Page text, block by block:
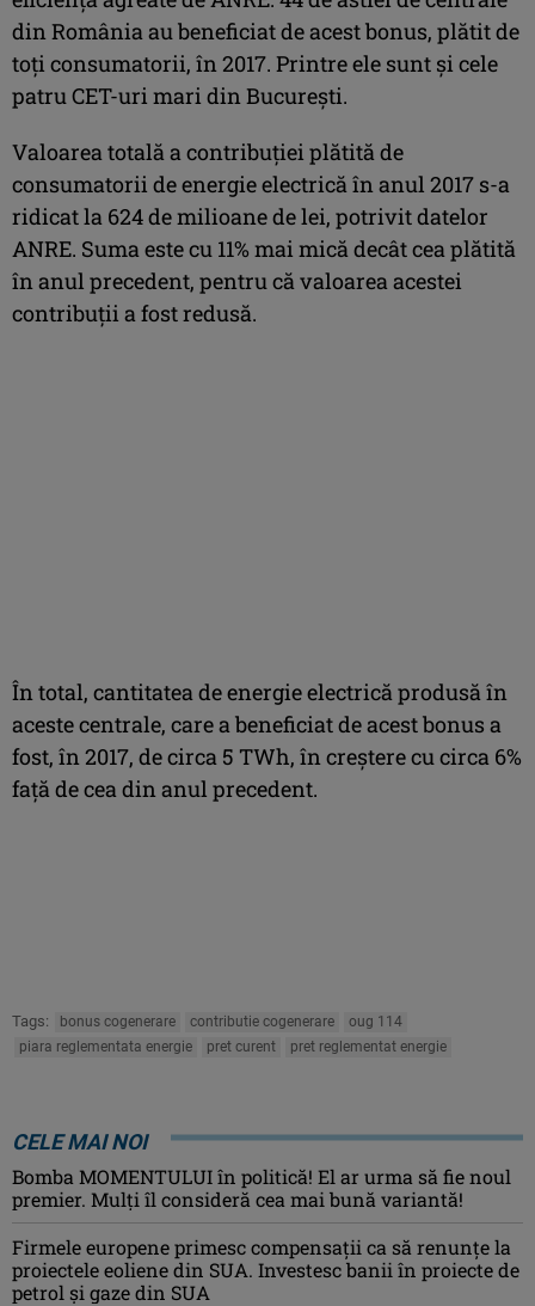
din România au beneficiat de acest bonus, plătit de
toţi consumatorii, în 2017. Printre ele sunt şi cele
patru CET-uri mari din Bucureşti.
Valoarea totală a contribuţiei plătită de
consumatorii de energie electrică în anul 2017 s-a
ridicat la 624 de milioane de lei, potrivit datelor
ANRE. Suma este cu 11% mai mică decât cea plătită
în anul precedent, pentru că valoarea acestei
contribuţii a fost redusă.
În total, cantitatea de energie electrică produsă în
aceste centrale, care a beneficiat de acest bonus a
fost, în 2017, de circa 5 TWh, în creştere cu circa 6%
faţă de cea din anul precedent.
Tags: bonus cogenerare contributie cogenerare
oug 114
piara reglementata energie
pret curent pret reglementat energie
CELE MAI NOI
Bomba MOMENTULUI în politică! El ar urma să fie noul
premier. Mulți îl consideră cea mai bună variantă!
Firmele europene primesc compensații ca să renunțe la
proiectele eoliene din SUA. Investesc banii în proiecte de
petrol și gaze din SUA